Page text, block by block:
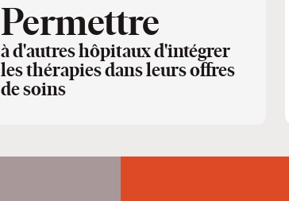
Permettre
à d'autres hôpitaux d'intégrer
les thérapies dans leurs offres
de soins